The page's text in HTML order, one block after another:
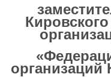
организаций